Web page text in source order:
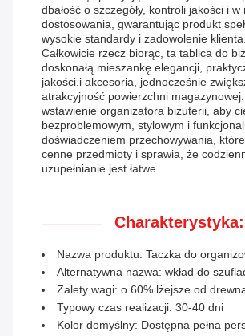
dbałość o szczegóły, kontroli jakości i
dostosowania, gwarantując produkt
wysokie standardy i zadowolenie klienta.
Całkowicie rzecz biorąc, ta tablica do
doskonałą mieszankę elegancji,
jakości.i akcesoria, jednocześnie
atrakcyjność powierzchni
wstawienie organizatora biżuterii, aby
bezproblemowym, stylowym i
doświadczeniem przechowywania,
cenne przedmioty i sprawia, że
uzupełnianie jest łatwe.
Charakterystyka:
Nazwa produktu: Taczka do
Alternatywna nazwa: wkład do
Zalety wagi: o 60% lżejsze od
Typowy czas realizacji: 30-40 dni
Kolor domyślny: Dostępna pełna